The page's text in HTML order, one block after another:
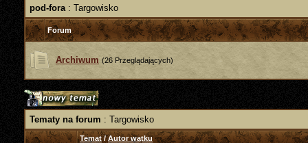
pod-fora : Targowisko
Forum
Archiwum (26 Przeglądających)
Tematy na forum : Targowisko
Temat/Autor wątku